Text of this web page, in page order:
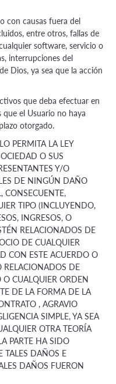
con causas fuera del
entre otros, fallas de
software, servicio o
interrupciones del
Dios, ya sea que la acción
que deba efectuar en
el Usuario no haya
otorgado.
PERMITA LA LEY
O SUS
Y/O
DE NINGÚN DAÑO
CONSECUENTE,
TIPO (INCLUYENDO,
INGRESOS, O
RELACIONADOS DE
DE CUALQUIER
CON ESTE ACUERDO O
RELACIONADOS DE
CUALQUIER ORDEN
DE LA FORMA DE LA
, AGRAVIO
SIMPLE, YA SEA
OTRA TEORÍA
PARTE HA SIDO
TALES DAÑOS E
DAÑOS FUERON